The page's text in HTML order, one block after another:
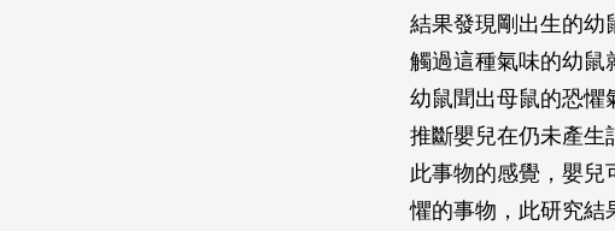
結果發現剛出生的幼
觸過這種氣味的幼鼠
幼鼠聞出母鼠的恐懼
推斷嬰兒在仍未產生
此事物的感覺，嬰兒
懼的事物，此研究結